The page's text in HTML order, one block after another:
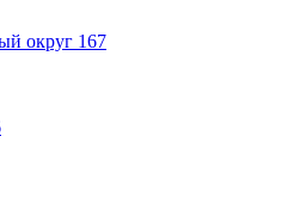
округ 167